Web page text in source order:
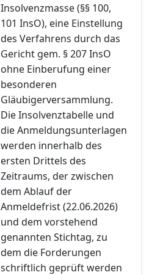
Insolvenzmasse (§§ 100,
101 InsO), eine Einstellung
des Verfahrens durch das
Gericht gem. § 207 InsO
ohne Einberufung einer
besonderen
Gläubigerversammlung.
Die Insolvenztabelle und
die Anmeldungsunterlagen
werden innerhalb des
ersten Drittels des
Zeitraums, der zwischen
dem Ablauf der
Anmeldefrist (22.06.2026)
und dem vorstehend
genannten Stichtag, zu
dem die Forderungen
schriftlich geprüft werden